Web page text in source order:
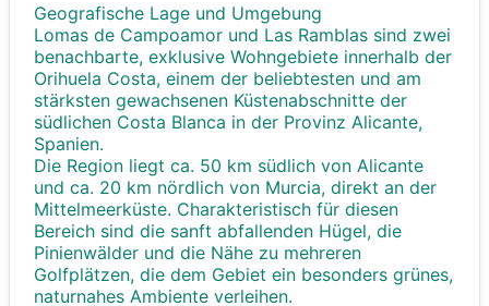
Geografische Lage und Umgebung
Lomas de Campoamor und Las Ramblas sind zwei
benachbarte, exklusive Wohngebiete innerhalb der
Orihuela Costa, einem der beliebtesten und am
stärksten gewachsenen Küstenabschnitte der
südlichen Costa Blanca in der Provinz Alicante,
Spanien.
Die Region liegt ca. 50 km südlich von Alicante
und ca. 20 km nördlich von Murcia, direkt an der
Mittelmeerküste. Charakteristisch für diesen
Bereich sind die sanft abfallenden Hügel, die
Pinienwälder und die Nähe zu mehreren
Golfplätzen, die dem Gebiet ein besonders grünes,
naturnahes Ambiente verleihen.